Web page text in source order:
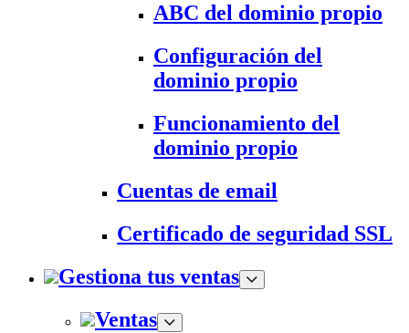
ABC del dominio propio
Configuración del
dominio propio
Funcionamiento del
dominio propio
Cuentas de email
Certificado de seguridad SSL
Gestiona tus ventas
Ventas